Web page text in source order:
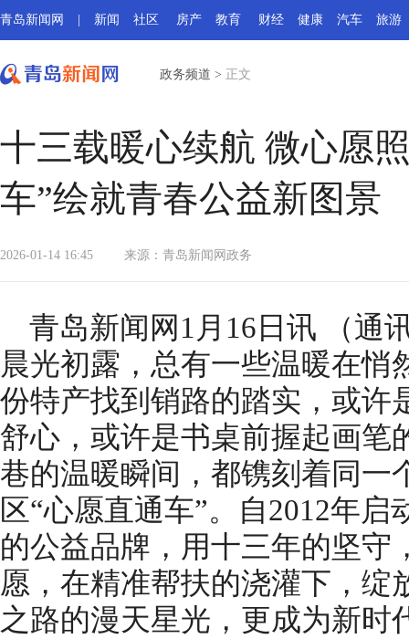
青岛新闻网 新闻 社区 房产 教育 财经 健康 汽车 旅游
政务频道 > 正文
十三载暖心续航 微心愿
车”绘就青春公益新图景
2026-01-14 16:45 来源： 青岛新闻网政务
青岛新闻网1月16日讯 （通
晨光初露，总有一些温暖在悄
份特产找到销路的踏实，或许
舒心，或许是书桌前握起画
巷的温暖瞬间，都镌刻着同一
区“心愿直通车”。自2012年
的公益品牌，用十三年的坚守
愿，在精准帮扶的浇灌下，绽
之路的漫天星光，更成为新时